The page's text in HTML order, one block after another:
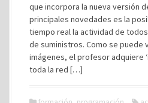
que incorpora la nueva versión
principales novedades es la
tiempo real la actividad de
de suministros. Como se puede
imágenes, el profesor adquiere
toda la red […]